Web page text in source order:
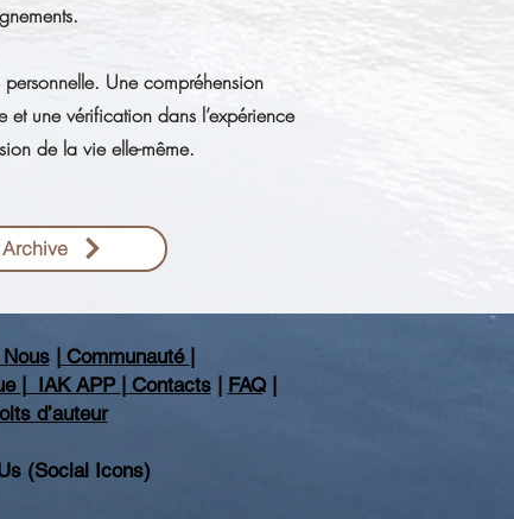
Une compréhension
et une vérification dans l’expérience
de la vie elle-même.
|Communauté |
| IAK APP |Contacts| FAQ|
d’auteur
(Social Icons)